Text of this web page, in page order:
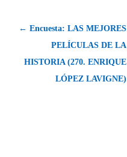
← Encuesta: LAS MEJORES
PELÍCULAS DE LA
HISTORIA (270. ENRIQUE
LÓPEZ LAVIGNE)